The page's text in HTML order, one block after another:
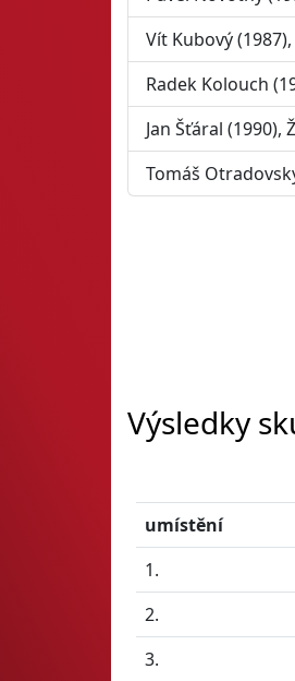
Vít Kubový
Radek Kolouch
Jan Šťáral
Tomáš
Výsledky
umístění
1.
2.
3.